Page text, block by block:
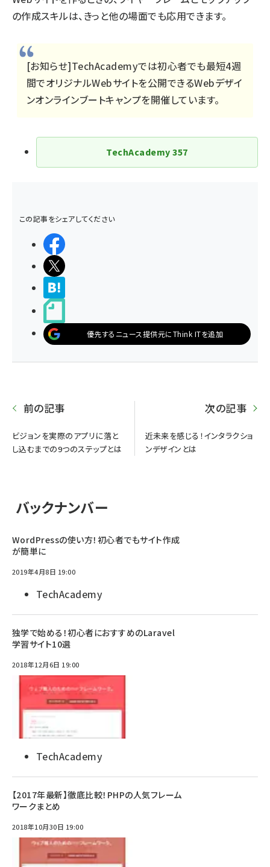
の作成スキルは、きっと他の場面でも応用できます。
[お知らせ]TechAcademyでは初心者でも最短4週
間でオリジナルWebサイトを公開できるWebデザイ
ンオンラインブートキャンプを開催しています。
TechAcademy357
この記事をシェアしてください
優先するニュース提供元にThink ITを追加
前の記事
ビジョンを実際のアプリに落と
し込むまでの9つのステップとは
次の記事
近未来を感じる！インタラクショ
ンデザインとは
バックナンバー
WordPressの使い方！初心者でもサイト作成
が簡単に
2019年4月8日 19:00
TechAcademy
独学で始める！初心者におすすめのLaravel
学習サイト10選
2018年12月6日 19:00
TechAcademy
【2017年最新】徹底比較！PHPの人気フレーム
ワークまとめ
2018年10月30日 19:00